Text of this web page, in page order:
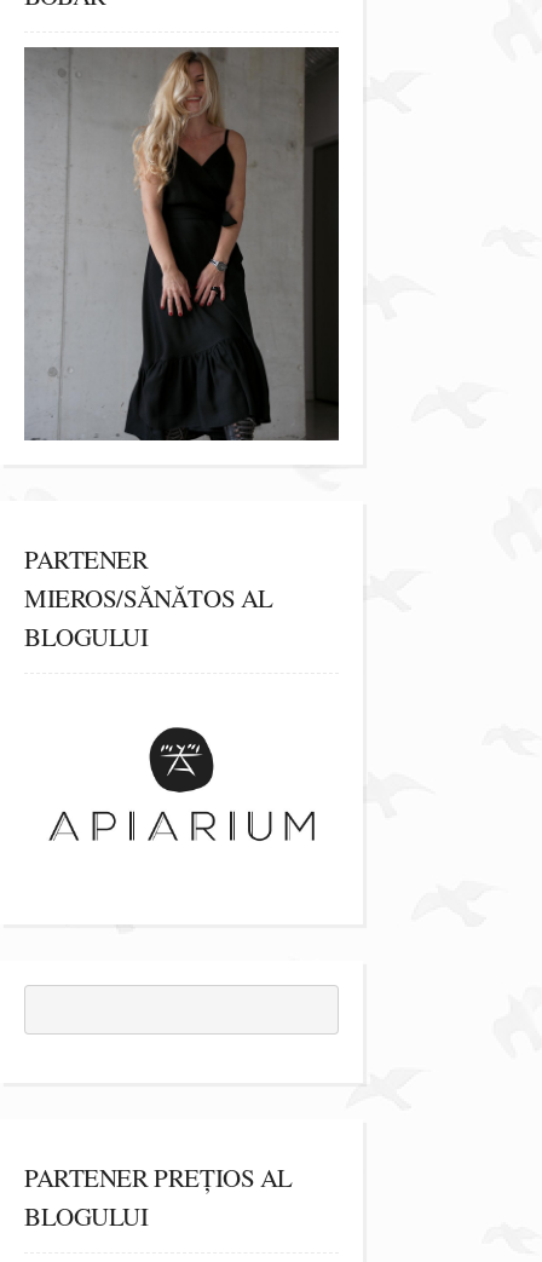
PARTENER
MIEROS/SĂNĂTOS AL
BLOGULUI
PARTENER PREȚIOS AL
BLOGULUI